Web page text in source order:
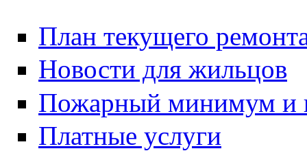
План текущего
Новости для жильцов
Пожарный минимум и
Платные услуги